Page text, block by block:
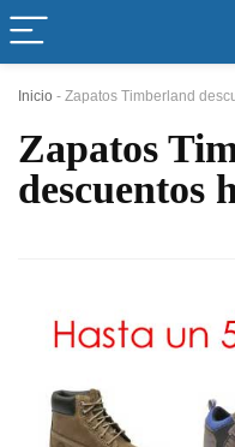
Inicio - Zapatos Timberland
Zapatos
descuentos